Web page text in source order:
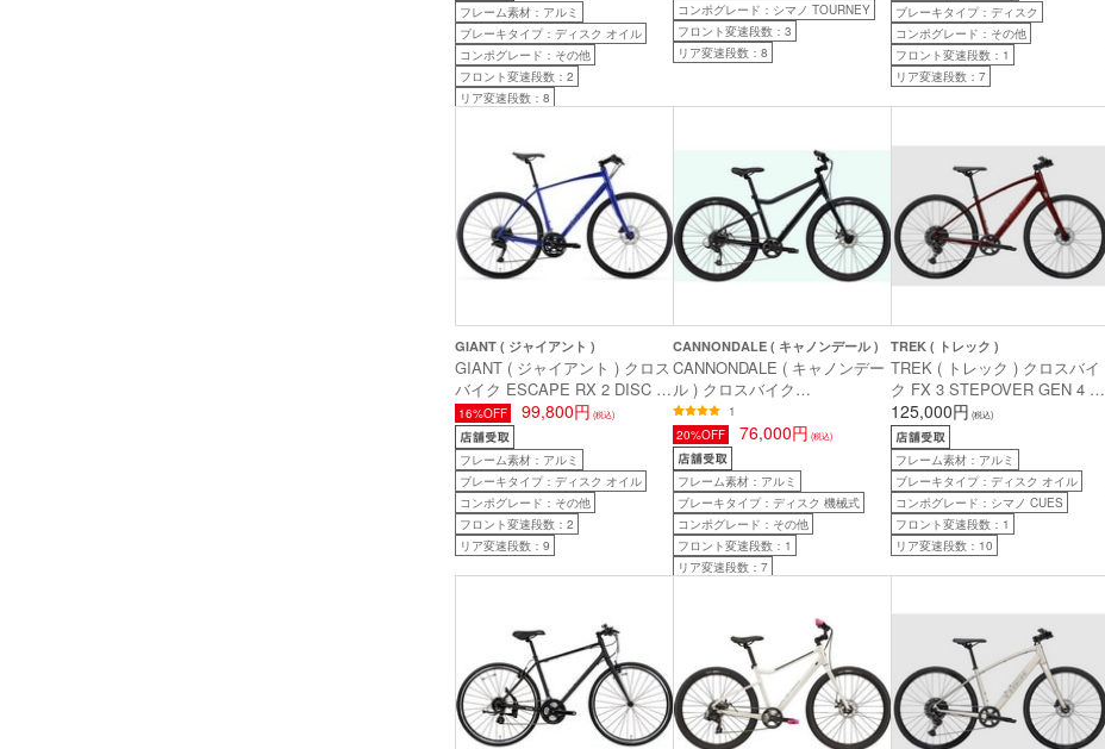
フレーム素材：アルミ
ブレーキタイプ：ディスク オイル
コンポグレード：その他
フロント変速段数：2
リア変速段数：8
コンポグレード：シマノ TOURNEY
フロント変速段数：3
リア変速段数：8
ブレーキタイプ：ディスク
コンポグレード：その他
フロント変速段数：1
リア変速段数：7
GIANT ( ジャイアント )
GIANT ( ジャイアント ) クロス
バイク ESCAPE RX 2 DISC (
エスケープ RX 2 ディスク ) ブ
ルー 465S (身長目安170cm前
後)
16%OFF 99,800円 (税込)
フレーム素材：アルミ
ブレーキタイプ：ディスク オイル
コンポグレード：その他
フロント変速段数：2
リア変速段数：9
CANNONDALE ( キャノンデール )
CANNONDALE ( キャノンデー
ル ) クロスバイク
TREADWELL 3 ( トレッドウェ
ル 3 ) ガンメタルグリーン MD
( 適正身長160-180cm前後 )
1
20%OFF
76,000円 (税込)
フレーム素材：アルミ
ブレーキタイプ：ディスク 機械式
コンポグレード：その他
フロント変速段数：1
リア変速段数：7
TREK ( トレック )
TREK ( トレック ) クロスバイ
ク FX 3 STEPOVER GEN 4 ダ
ークカーマイン M ( 身長目安
170cm前後 )
125,000円 (税込)
フレーム素材：アルミ
ブレーキタイプ：ディスク オイル
コンポグレード：シマノ CUES
フロント変速段数：1
リア変速段数：10